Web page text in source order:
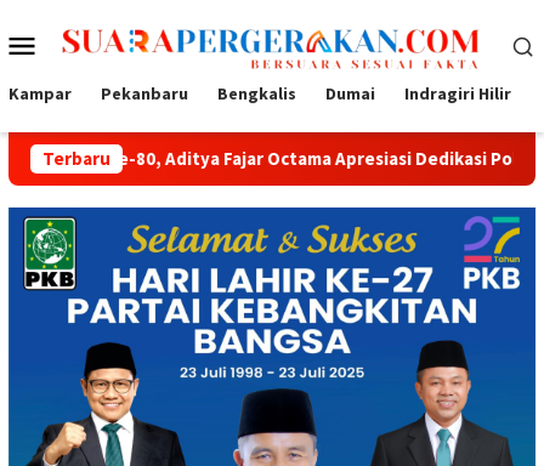
ke
Menu
Mobile
Kampar Pekanbaru Bengkalis Dumai Indragiri Hilir
Terbaru
Aditya Fajar Octama Apresiasi Dedikasi Polri untuk Masyarakat